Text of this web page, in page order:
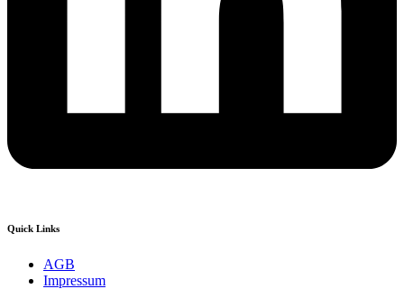
Quick Links
AGB
Impressum